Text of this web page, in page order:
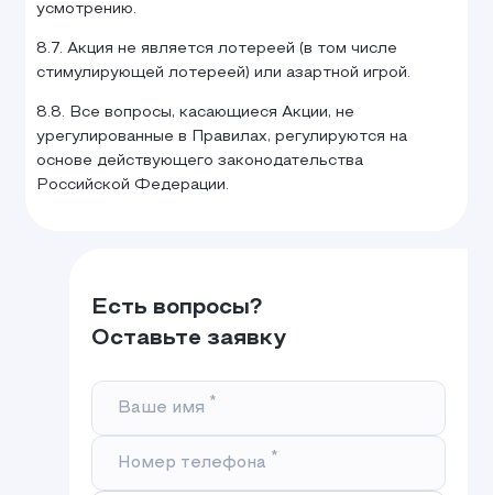
усмотрению.
8.7. Акция не является лотереей (в том числе
стимулирующей лотереей) или азартной игрой.
8.8. Все вопросы, касающиеся Акции, не
урегулированные в Правилах, регулируются на
основе действующего законодательства
Российской Федерации.
Есть вопросы?
Оставьте заявку
Ваше имя *
Номер телефона *